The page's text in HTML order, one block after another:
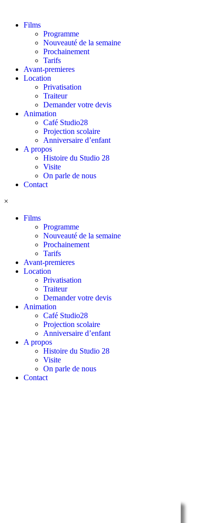
Films
Programme
Nouveauté de la semaine
Prochainement
Tarifs
Avant-premieres
Location
Privatisation
Traiteur
Demander votre devis
Animation
Café Studio28
Projection scolaire
Anniversaire d’enfant
A propos
Histoire du Studio 28
Visite
On parle de nous
Contact
×
Films
Programme
Nouveauté de la semaine
Prochainement
Tarifs
Avant-premieres
Location
Privatisation
Traiteur
Demander votre devis
Animation
Café Studio28
Projection scolaire
Anniversaire d’enfant
A propos
Histoire du Studio 28
Visite
On parle de nous
Contact